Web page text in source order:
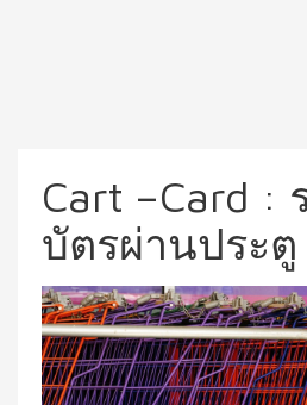
Cart –Card :
บัตรผ่านประตู